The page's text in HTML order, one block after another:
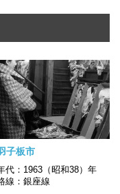
子板市
代：1963（昭和38）年
線：銀座線